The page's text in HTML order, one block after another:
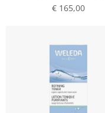
€ 165,00